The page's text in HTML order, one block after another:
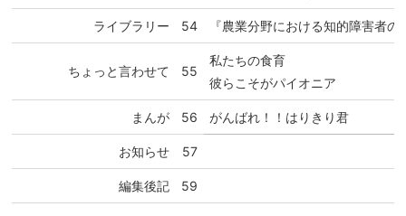
ライブラリー 54 『農業分野における知的障害者
ちょっと言わせて 55
私たちの食育
彼らこそがパイオニア
まんが 56 がんばれ！！はりきり君
お知らせ 57
編集後記 59